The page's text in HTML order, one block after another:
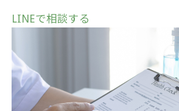
LINEで相談する